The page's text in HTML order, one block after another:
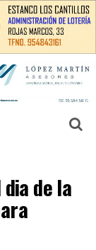
de la